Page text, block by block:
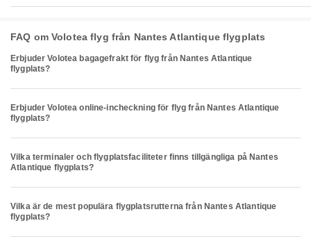
FAQ om Volotea flyg från Nantes Atlantique flygplats
Erbjuder Volotea bagagefrakt för flyg från Nantes Atlantique
flygplats?
Erbjuder Volotea online-incheckning för flyg från Nantes Atlantique
flygplats?
Vilka terminaler och flygplatsfaciliteter finns tillgängliga på Nantes
Atlantique flygplats?
Vilka är de mest populära flygplatsrutterna från Nantes Atlantique
flygplats?